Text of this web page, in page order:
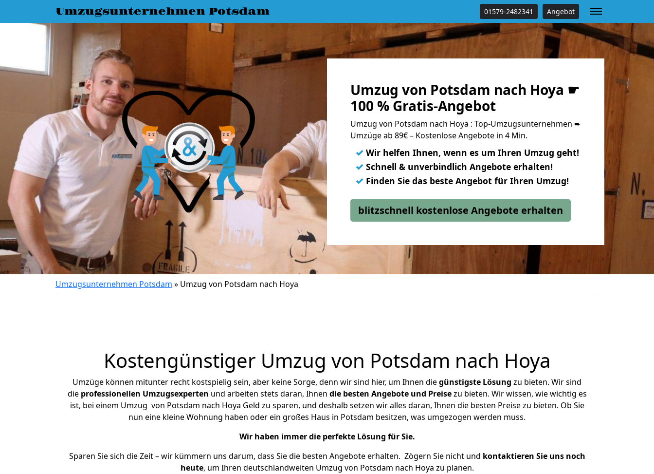
Umzugsunternehmen Potsdam 01579-2482341 Angebot
Umzug von Potsdam nach Hoya ☛
100 % Gratis-Angebot
Umzug von Potsdam nach Hoya : Top-Umzugsunternehmen ➨
Umzüge ab 89€ – Kostenlose Angebote in 4 Min.
✓ Wir helfen Ihnen, wenn es um Ihren Umzug geht!
✓ Schnell & unverbindlich Angebote erhalten!
✓ Finden Sie das beste Angebot für Ihren Umzug!
blitzschnell kostenlose Angebote erhalten
Umzugsunternehmen Potsdam » Umzug von Potsdam nach Hoya
Kostengünstiger Umzug von Potsdam nach Hoya
Umzüge können mitunter recht kostspielig sein, aber keine Sorge, denn wir sind hier, um Ihnen diegünstigste Lösung zu bieten. Wir sind
die professionellen Umzugsexperten und arbeiten stets daran, Ihnen die besten Angebote und Preisezu bieten. Wir wissen, wie wichtig es
ist, bei einem Umzug von Potsdam nach Hoya Geld zu sparen, und deshalb setzen wir alles daran, Ihnen die besten Preise zu bieten. Ob Sie
nun eine kleine Wohnung haben oder ein großes Haus in Potsdam besitzen, was umgezogen werden muss.
Wir haben immer die perfekte Lösung für Sie.
Sparen Sie sich die Zeit – wir kümmern uns darum, dass Sie die besten Angebote erhalten. Zögern Sie nicht und kontaktieren Sie uns noch
heute, um Ihren deutschlandweiten Umzug von Potsdam nach Hoya zu planen.